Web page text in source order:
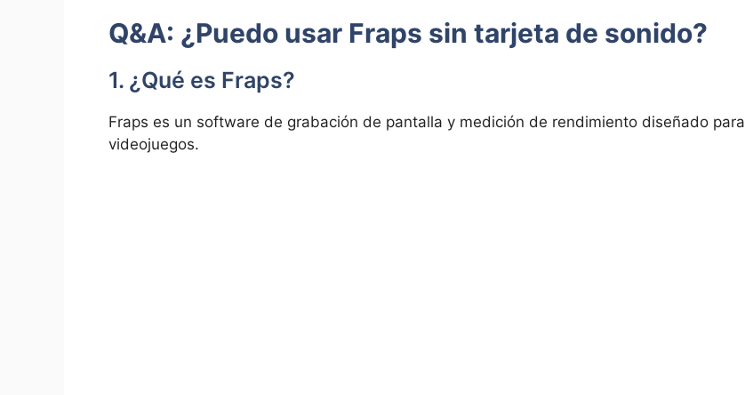
Q&A: ¿Puedo usar Fraps sin tarjeta de sonido?
1. ¿Qué es Fraps?
Fraps‌ es un software de grabación de pantalla y medición de rendimiento diseñado para
videojuegos.